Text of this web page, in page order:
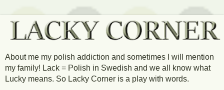
About me my polish addiction and sometimes I will mention
my family! Lack = Polish in Swedish and we all know what
Lucky means. So Lacky Corner is a play with words.